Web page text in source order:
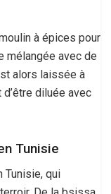
à épices pour
mélangée avec de
alors laissée à
diluée avec
Tunisie
qui